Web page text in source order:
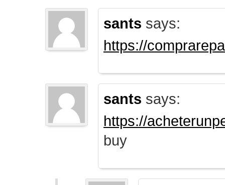
sants says:
https://
sants says:
https://
buy